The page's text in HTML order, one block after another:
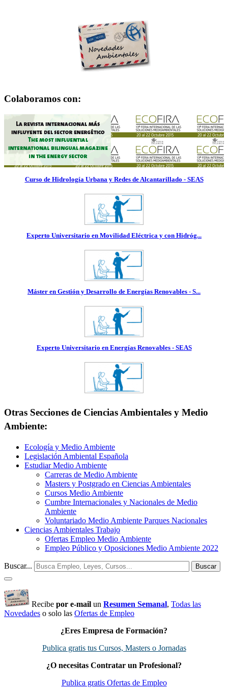
Colaboramos con:
Curso de Hidrología Urbana y Redes de Alcantarillado - SEAS
Experto Universitario en Movilidad Eléctrica y con Hidróg...
Máster en Gestión y Desarrollo de Energías Renovables - S...
Experto Universitario en Energías Renovables - SEAS
Otras Secciones de Ciencias Ambientales y Medio
Ambiente:
Ecología y Medio Ambiente
Legislación Ambiental Española
Estudiar Medio Ambiente
Carreras de Medio Ambiente
Masters y Postgrado en Ciencias Ambientales
Cursos Medio Ambiente
Cumbre Internacionales y Nacionales de Medio
Ambiente
Voluntariado Medio Ambiente Parques Nacionales
Ciencias Ambientales Trabajo
Ofertas Empleo Medio Ambiente
Empleo Público y Oposiciones Medio Ambiente 2022
Buscar... Buscar
Recibe por e-mail un Resumen Semanal, Todas las
Novedades o solo las Ofertas de Empleo
¿Eres Empresa de Formación?
Publica gratis tus Cursos, Masters o Jornadas
¿O necesitas Contratar un Profesional?
Publica gratis Ofertas de Empleo